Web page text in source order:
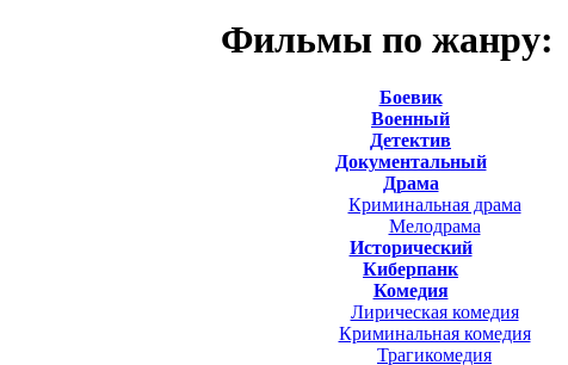
Фильмы по жанру:
Боевик
Военный
Детектив
Документальный
Драма
Криминальная драма
Мелодрама
Исторический
Киберпанк
Комедия
Лирическая комедия
Криминальная комедия
Трагикомедия